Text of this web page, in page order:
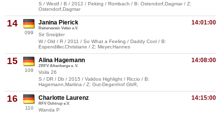
S / Westf / B / 2012 / Peking / Rombach / B: Ostendorf,Dagmar / Z:
Ostendorf,Dagmar
14
099
14:01:00
Janina Pierick
Reiterverein Velen e.V.
Sir Sneijder
W / Old / R / 2011 / So What a Feeling / Daddy Cool / B:
Espendiller,Christiane / Z: Meyer,Hannes
15
109
14:08:00
Alina Hagemann
ZRFV Altenberge e. V.
Voila 26
S / DR / Db / 2015 / Validos Highlight / Riccio / B:
Hagemann,Martina / Z: Gut-Degenhof GbR,
16
110
14:15:00
Charlotte Laurenz
RFV Ochtrup e.V.
Wanda P